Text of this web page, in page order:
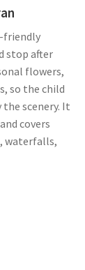
friendly
stop after
flowers,
so the child
scenery. It
covers
waterfalls,